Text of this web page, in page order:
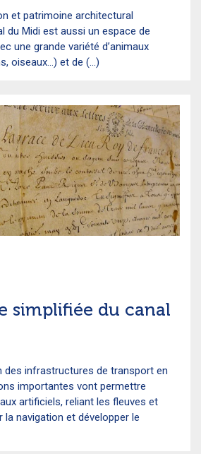
et patrimoine architectural
du Midi est aussi un espace de
une grande variété d’animaux
oiseaux…) et de (...)
simplifiée du canal
des infrastructures de transport en
importantes vont permettre
artificiels, reliant les fleuves et
la navigation et développer le